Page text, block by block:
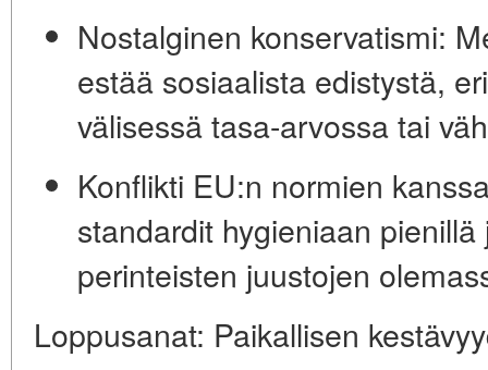
Nostalginen konservatismi:
estää sosiaalista edistystä,
välisessä tasa-arvossa tai
Konflikti EU:n normien
standardit hygieniaan
perinteisten juustojen
Loppusanat: Paikallisen